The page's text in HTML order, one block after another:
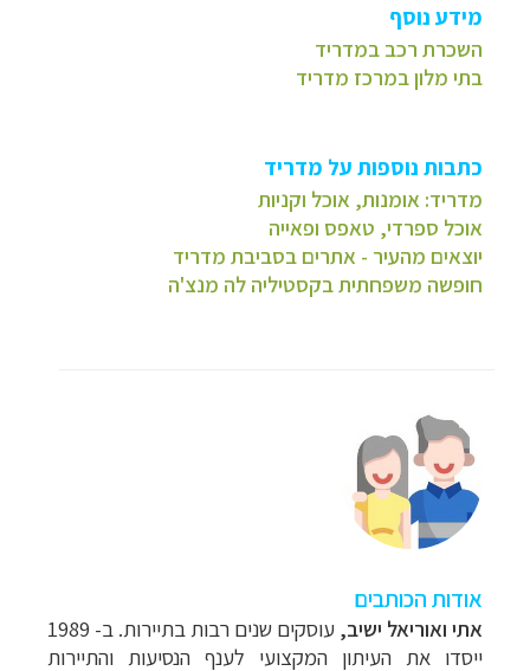
מידע נוסף
השכרת רכב במדריד
בתי מלון במרכז מדריד
כתבות נוספות על מדריד
מדריד: אומנות, אוכל וקניות
אוכל ספרדי, טאפס ופאייה
יוצאים מהעיר - אתרים בסביבת מדריד
חופשה משפחתית בקסטיליה לה מנצ'ה
אודות הכותבים
אתי ואוריאל ישיב,
עוסקים שנים רבות בתיירות. ב- 1989
ייסדו את העיתון המקצועי לענף הנסיעות והתיירות